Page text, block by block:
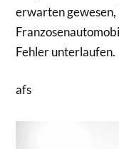
erwarten
Fehler unterlaufen.
afs